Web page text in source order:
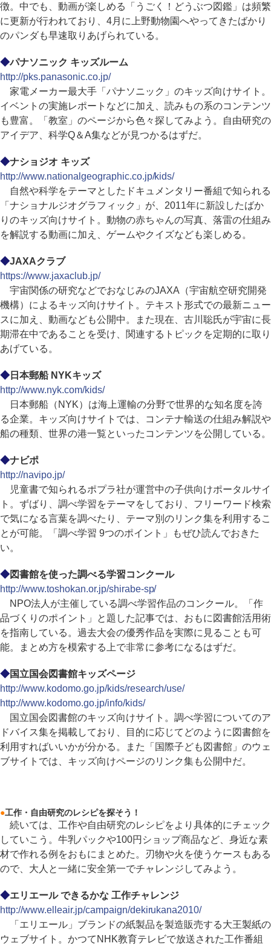
徴。中でも、動画が楽しめる「うごく！どうぶつ図鑑」は頻繁
に更新が行われており、4月に上野動物園へやってきたばかり
のパンダも早速取りあげられている。
◆パナソニック キッズルーム
http://pks.panasonic.co.jp/
家電メーカー最大手「パナソニック」のキッズ向けサイト。
イベントの実施レポートなどに加え、読みもの系のコンテンツ
も豊富。「教室」のページから色々探してみよう。自由研究の
アイデア、科学Q＆A集などが見つかるはずだ。
◆ナショジオ キッズ
http://www.nationalgeographic.co.jp/kids/
自然や科学をテーマとしたドキュメンタリー番組で知られる
「ナショナルジオグラフィック」が、2011年に新設したばか
りのキッズ向けサイト。動物の赤ちゃんの写真、落雷の仕組み
を解説する動画に加え、ゲームやクイズなども楽しめる。
◆JAXAクラブ
https://www.jaxaclub.jp/
宇宙関係の研究などでおなじみのJAXA（宇宙航空研究開発
機構）によるキッズ向けサイト。テキスト形式での最新ニュー
スに加え、動画なども公開中。また現在、古川聡氏が宇宙に長
期滞在中であることを受け、関連するトピックを定期的に取り
あげている。
◆ 日本郵船 NYKキッズ
http://www.nyk.com/kids/
日本郵船（NYK）は海上運輸の分野で世界的な知名度を誇
る企業。キッズ向けサイトでは、コンテナ輸送の仕組み解説や
船の種類、世界の港一覧といったコンテンツを公開している。
◆ナビポ
http://navipo.jp/
児童書で知られるポプラ社が運営中の子供向けポータルサイ
ト。ずばり、調べ学習をテーマをしており、フリーワード検索
で気になる言葉を調べたり、テーマ別のリンク集を利用するこ
とが可能。「調べ学習 9つのポイント」もぜひ読んでおきた
い。
◆図書館を使った調べる学習コンクール
http://www.toshokan.or.jp/shirabe-sp/
NPO法人が主催している調べ学習作品のコンクール。「作
品づくりのポイント」と題した記事では、おもに図書館活用術
を指南している。過去大会の優秀作品を実際に見ることも可
能。まとめ方を模索する上で非常に参考になるはずだ。
◆国立国会図書館キッズページ
http://www.kodomo.go.jp/kids/research/use/
http://www.kodomo.go.jp/info/kids/
国立国会図書館のキッズ向けサイト。調べ学習についてのア
ドバイス集を掲載しており、目的に応じてどのように図書館を
利用すればいいかが分かる。また「国際子ども図書館」のウェ
ブサイトでは、キッズ向けページのリンク集も公開中だ。
●工作・自由研究のレシピを探そう！
続いては、工作や自由研究のレシピをより具体的にチェック
していこう。牛乳パックや100円ショップ商品など、身近な素
材で作れる例をおもにまとめた。刃物や火を使うケースもある
ので、大人と一緒に安全第一でチャレンジしてみよう。
◆エリエール できるかな 工作チャレンジ
http://www.elleair.jp/campaign/dekirukana2010/
「エリエール」ブランドの紙製品を製造販売する大王製紙の
ウェブサイト。かつてNHK教育テレビで放送された工作番組